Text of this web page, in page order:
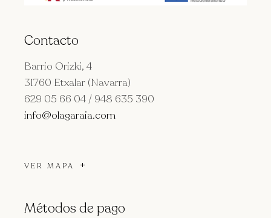
Contacto
Barrio Orizki, 4
31760 Etxalar (Navarra)
629 05 66 04 / 948 635 390
info@olagaraia.com
VER MAPA
Métodos de pago